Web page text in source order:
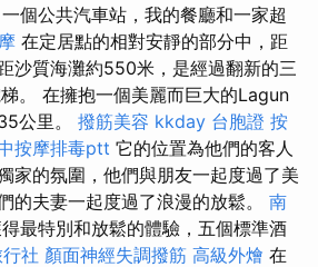
個公共汽車站，我的餐廳和一家超
在定居點​​的相對安靜的部分中，距
沙質海灘約550米，是經過翻新的三
。 在擁抱一個美麗而巨大的Lagun
公里。 撥筋美容 kkday 台胞證 按
按摩排毒ptt 它的位置為他們的客人
家的氛圍，他們與朋友一起度過了美
的夫妻一起度過了浪漫的放鬆。 南
最特別和放鬆的體驗，五個標準酒
社 顏面神經失調撥筋 高級外燴 在